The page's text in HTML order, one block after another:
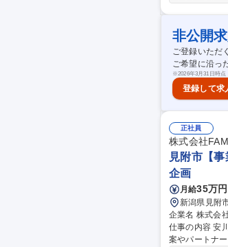
グ】未経験か
非公開
ご登録いただ
ご希望に沿っ
※2026年3月31日時
登録して求
正社員
株式会社
見附市【
企画
月給35万
新潟県見附
企業名 株式会社ＦＡＭＳ 求人名 見附市【事業企画・事業推進】
仕事の内容 安
案やパートナーと